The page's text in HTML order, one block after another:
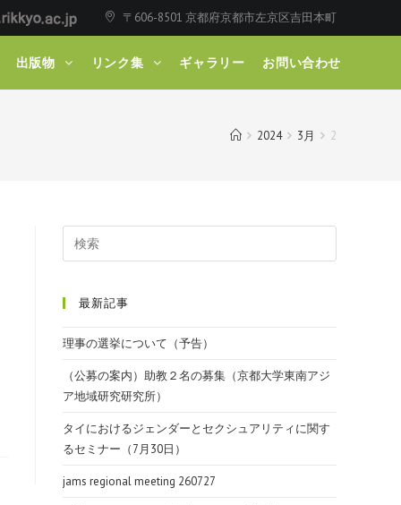
〒606-8501 京都府京都市左京区吉田本町
出版物 リンク集 ギャラリー お問い合わせ
2024 3月 2
最新記事
理事の選挙について（予告）
（公募の案内）助教２名の募集（京都大学東南アジ
ア地域研究研究所）
タイにおけるジェンダーとセクシュアリティに関す
るセミナー（7月30日）
jams regional meeting 260727